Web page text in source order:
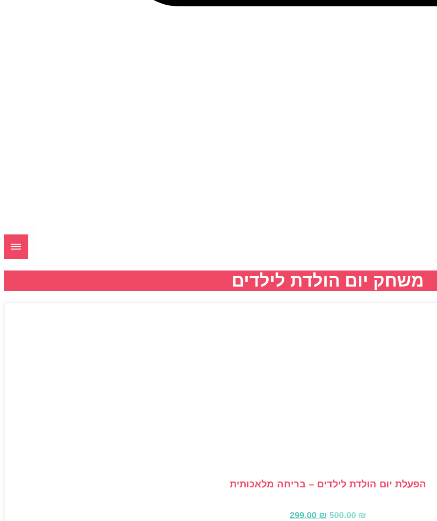
משחק יום הולדת לילדים
הפעלת יום הולדת לילדים – בריחה מלאכותית
500.00₪
המחיר
299.00 ₪
המחיר